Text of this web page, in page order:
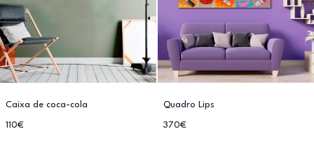
Caixa de coca-cola
110€
Quadro Lips
370€